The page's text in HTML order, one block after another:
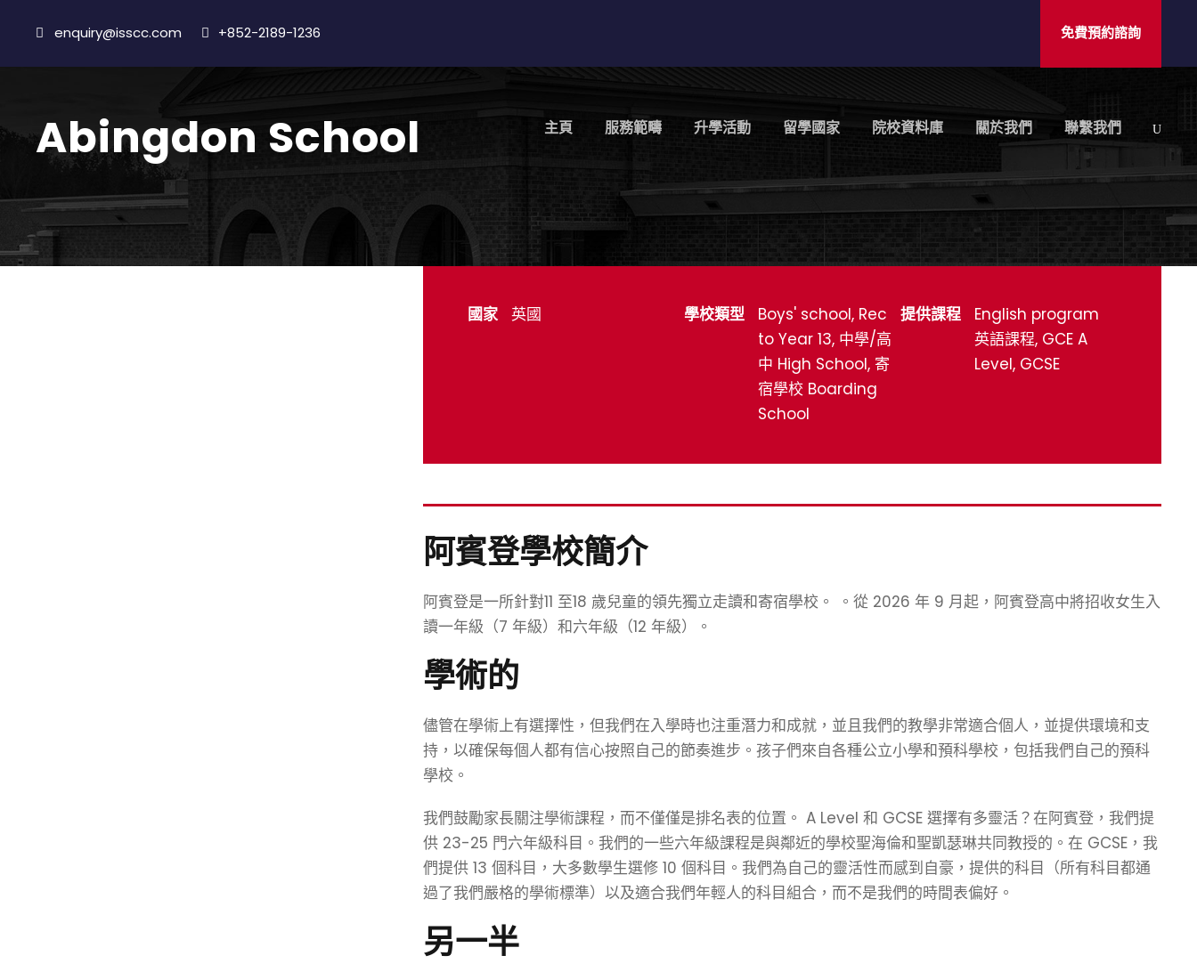
enquiry@isscc.com +852-2189-1236 免費預約諮詢
主頁 服務範疇 升學活動 留學國家 院校資料庫 關於我們 聯繫我們
Abingdon School
國家 英國 學校類型
Boys' school, Rec
to Year 13, 中學/高
中 High School, 寄
宿學校 Boarding
School
提供課程
English program
英語課程, GCE A
Level, GCSE
阿賓登學校簡介
阿賓登是一所針對11 至18 歲兒童的領先獨立走讀和寄宿學校。 。從 2026 年 9 月起，阿賓登高中將招收女生入
讀一年級（7 年級）和六年級（12 年級）。
學術的
儘管在學術上有選擇性，但我們在入學時也注重潛力和成就，並且我們的教學非常適合個人，並提供環境和支
持，以確保每個人都有信心按照自己的節奏進步。孩子們來自各種公立小學和預科學校，包括我們自己的預科
學校。
我們鼓勵家長關注學術課程，而不僅僅是排名表的位置。 A Level 和 GCSE 選擇有多靈活？在阿賓登，我們提
供 23-25 門六年級科目。我們的一些六年級課程是與鄰近的學校聖海倫和聖凱瑟琳共同教授的。在 GCSE，我
們提供 13 個科目，大多數學生選修 10 個科目。我們為自己的靈活性而感到自豪，提供的科目（所有科目都通
過了我們嚴格的學術標準）以及適合我們年輕人的科目組合，而不是我們的時間表偏好。
另一半